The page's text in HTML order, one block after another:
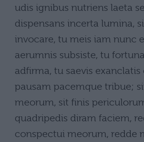
udis ignibus nutriens laeta
dispensans incerta lumina,
invocare, tu meis iam nunc
aerumnis subsiste, tu
adfirma, tu saevis exanclatis
pausam pacemque tribue;
meorum, sit finis
quadripedis diram faciem,
conspectui meorum, redde